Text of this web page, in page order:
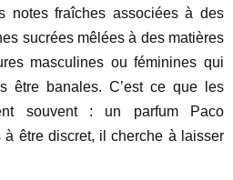
notes fraîches associées à des
sucrées mêlées à des matières
masculines ou féminines qui
être banales. C’est ce que les
souvent : un parfum Paco
à être discret, il cherche à laisser